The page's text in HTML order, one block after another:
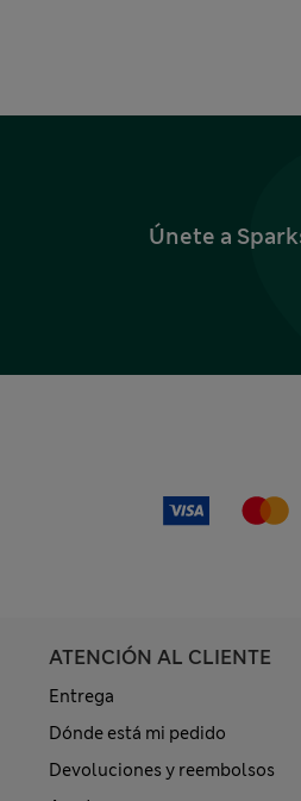
Únete a
ATENCIÓN AL CLIENTE
Entrega
Dónde está mi pedido
Devoluciones y reembolsos